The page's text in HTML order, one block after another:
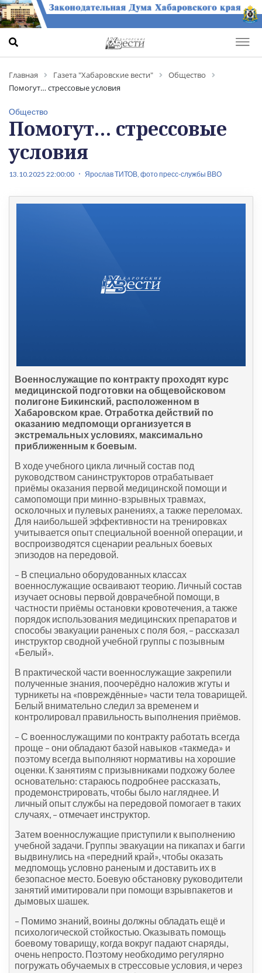
Главная Газета "Хабаровские вести"
Общество
Помогут… стрессовые условия
Общество
Помогут… стрессовые
условия
13.10.2025 22:00:00 Ярослав ТИТОВ, фото пресс-службы ВВО
Военнослужащие по контракту проходят курс
медицинской подготовки на общевойсковом
полигоне Бикинский, расположенном в
Хабаровском крае. Отработка действий по
оказанию медпомощи организуется в
экстремальных условиях, максимально
приближенным к боевым.
В ходе учебного цикла личный состав под
руководством санинструкторов отрабатывает
приёмы оказания первой медицинской помощи и
самопомощи при минно-взрывных травмах,
осколочных и пулевых ранениях, а также переломах.
Для наибольшей эффективности на тренировках
учитывается опыт специальной военной операции, и
воспроизводятся сценарии реальных боевых
эпизодов на передовой.
– В специально оборудованных классах
военнослужащие осваивают теорию. Личный состав
изучает основы первой доврачебной помощи, в
частности приёмы остановки кровотечения, а также
порядок использования медицинских препаратов и
способы эвакуации раненых с поля боя, – рассказал
инструктор сводной учебной группы с позывным
«Белый».
В практической части военнослужащие закрепили
полученные знания, поочерёдно наложив жгуты и
турникеты на «повреждённые» части тела товарищей.
Белый внимательно следил за временем и
контролировал правильность выполнения приёмов.
– С военнослужащими по контракту работать всегда
проще – они обладают базой навыков «такмеда» и
поэтому всегда выполняют нормативы на хорошие
оценки. К занятиям с призывниками подхожу более
основательно: стараюсь подробнее рассказать,
продемонстрировать, чтобы было нагляднее. И
личный опыт службы на передовой помогает в таких
случаях, – отмечает инструктор.
Затем военнослужащие приступили к выполнению
учебной задачи. Группы эвакуации на пикапах и багги
выдвинулись на «передний край», чтобы оказать
медпомощь условно раненым и доставить их в
безопасное место. Боевую обстановку руководители
занятий имитировали при помощи взрывпакетов и
дымовых шашек.
– Помимо знаний, воины должны обладать ещё и
психологической стойкостью. Оказывать помощь
боевому товарищу, когда вокруг падают снаряды,
очень непросто. Поэтому необходимо регулярно
погружать обучаемых в стрессовые условия, и через